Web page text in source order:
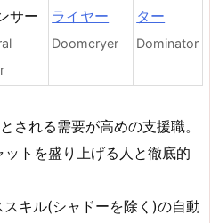
サー
ライヤー
Doomcryer
ター
Dominator
される需要が高めの支援職。
トを盛り上げる人と徹底的
キル(シャドーを除く)の自動